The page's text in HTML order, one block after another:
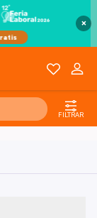
×
FILTRAR